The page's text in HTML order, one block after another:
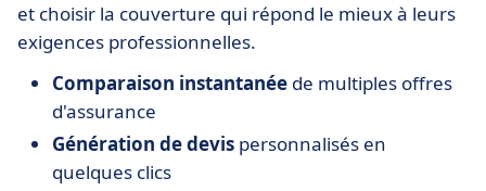
et choisir la couverture qui répond le mieux à leurs
exigences professionnelles.
Comparaison instantanée de multiples offres
d'assurance
Génération de devis personnalisés en
quelques clics